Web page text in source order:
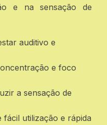
e na sensação de
auditivo e
e foco
a sensação de
fácil utilização e rápida